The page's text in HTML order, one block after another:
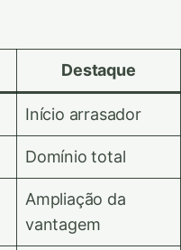
Destaque
Início arrasador
Domínio total
Ampliação da
vantagem